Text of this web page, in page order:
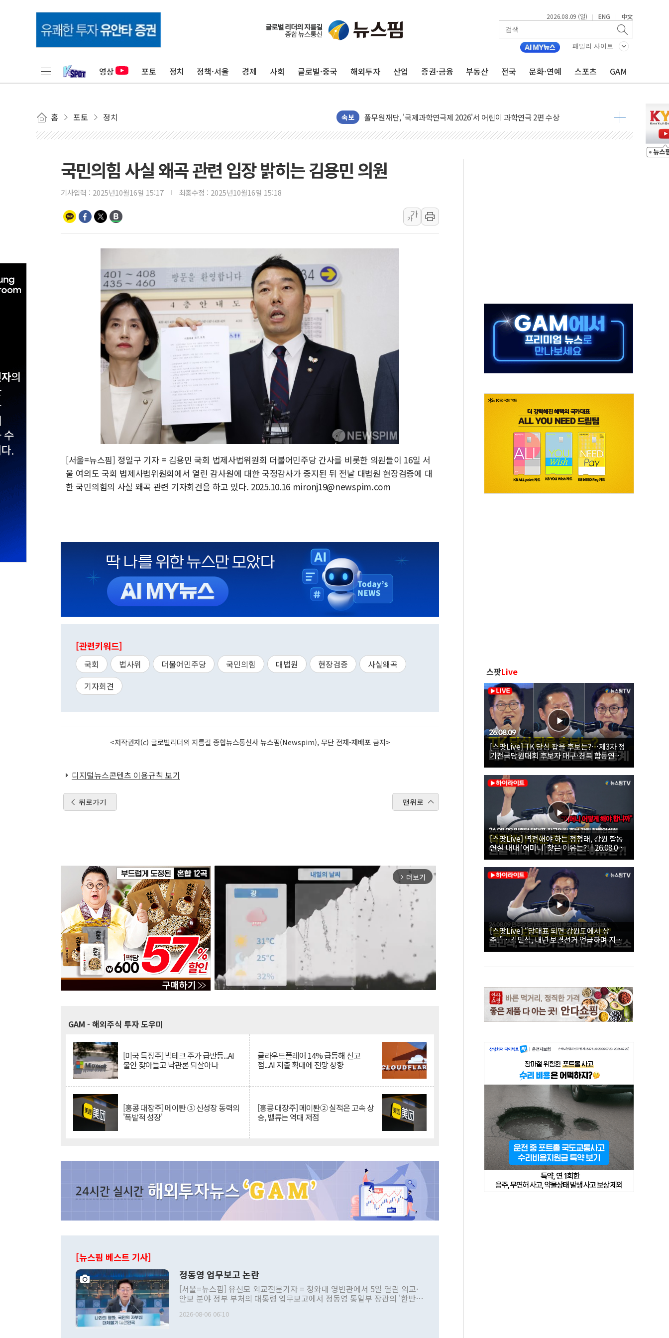
2026.08.09 (일) | ENG | 中文
패밀리 사이트
영상 포토 정치 정책·서울 경제 사회 글로벌·중국 해외투자 산업 증권·금융 부동산 전국 문화·연예 스포츠 GAM
홈 포토 정치 속보
'호우·산사태 주의보' 울진 시간당 30mm 강한 비...호우 피해 없어
풀무원재단, '국제과학연극제 2026'서 어린이 과학연극 2편 수상
현대그린푸드 '텍사스로드하우스' 잠실점, 직장인 핫플레이스로 부상
경인고속도로서 차량 4대 연쇄 추돌…7세 남아 등 4명 부상
"AI가 먼저 알아채고 고친다"…LG유플러스, AI 홈네트워크 구현 첫발
[인사] 국무조정실·국무총리비서실
롯데백화점, 앰배서더 2기 모집…지역 크리에이터 확대
한수원 "폭염 속 전력수급 이상무"…김회천 사장, 원전 현장점검
박형수 의원 '선관위 견제·감독 강화' 2개 법 대표 발의
서울 38도 폭염에 온열질환 사망자 2명…올해 하루 환자 최다
지역 일자리·생활인구 늘린 주역 찾는다...중기부, 장관 표창 후보자 모집
'상품권 사면 대출 가능' 신종 보이스피싱 기승…금감원 소비자경보
국민의힘 사실 왜곡 관련 입장 밝히는 김용민 의원
기사입력 : 2025년10월16일 15:17 최종수정 : 2025년10월16일 15:18
가
가
[서울=뉴스핌] 정일구 기자 = 김용민 국회 법제사법위원회 더불어민주당 간사를 비롯한 의원들이 16일 서
울 여의도 국회 법제사법위원회에서 열린 감사원에 대한 국정감사가 중지된 뒤 전날 대법원 현장검증에 대
한 국민의힘의 사실 왜곡 관련 기자회견을 하고 있다. 2025.10.16 mironj19@newspim.com
[관련키워드]
국회 법사위 더불어민주당 국민의힘 대법원 현장검증
사실왜곡
기자회견
<저작권자(c) 글로벌리더의 지름길 종합뉴스통신사 뉴스핌(Newspim), 무단 전재-재배포 금지>
디지털뉴스콘텐츠 이용규칙 보기
뒤로가기 맨위로
arrow_forward_ios 더보기
GAM - 해외주식 투자 도우미
[미국 특징주] 빅테크 주가 급반등...AI
불안 잦아들고 낙관론 되살아나
클라우드플레어 14% 급등해 신고
점...AI 지출 확대에 전망 상향
[홍콩 대장주] 메이퇀 ③ 신성장 동력의
'폭발적 성장'
[홍콩 대장주] 메이퇀② 실적은 고속 상
승, 밸류는 역대 저점
[뉴스핌 베스트 기사]
정동영 업무보고 논란
[서울=뉴스핌] 유신모 외교전문기자 = 청와대 영빈관에서 5일 열린 외교·
안보 분야 정부 부처의 대통령 업무보고에서 정동영 통일부 장관의 '한반도
발언 중에는 정부 내 조율을 거치지 않은 사안을 정책으로 추진하겠다고 공
2026-08-06 06:10
스팟Live
[스팟Live] TK 당심 잡을 후보는?…제3차 정
기전국당원대회 후보자 대구·경북 합동연설
회 생중계 | 26.08.09
[스팟Live] 역전해야 하는 정청래, 강원 합동
연설 내내 ‘어머니’ 찾은 이유는?! | 26.08.09
더불어민주당 당대표·최고위원 후보 강원 합
동연설회
[스팟Live] “당대표 되면 강원도에서 상
주!”…김민석, 내년 보궐선거 언급하며 지지
호소 | 26.08.09 더불어민주당 당대표·최고위